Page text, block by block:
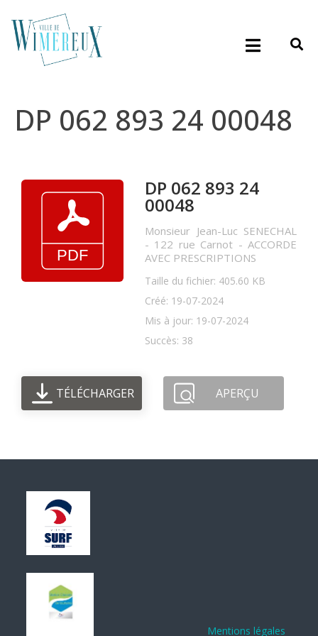
DP 062 893 24 00048
DP 062 893 24
00048
Monsieur Jean-Luc SENECHAL
- 122 rue Carnot - ACCORDE
AVEC PRESCRIPTIONS
Taille du fichier: 405.60 KB
Créé: 19-07-2024
Mis à jour: 19-07-2024
Succès: 38
TÉLÉCHARGER APERÇU
Mentions légales